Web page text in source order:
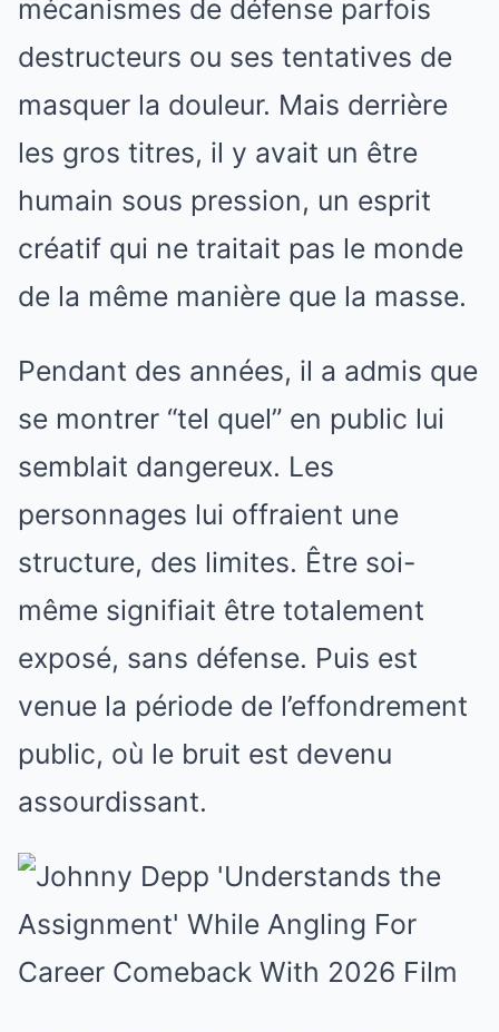
mécanismes de défense parfois
destructeurs ou ses tentatives de
masquer la douleur. Mais derrière
les gros titres, il y avait un être
humain sous pression, un esprit
créatif qui ne traitait pas le monde
de la même manière que la masse.
Pendant des années, il a admis que
se montrer “tel quel” en public lui
semblait dangereux. Les
personnages lui offraient une
structure, des limites. Être soi-
même signifiait être totalement
exposé, sans défense. Puis est
venue la période de l’effondrement
public, où le bruit est devenu
assourdissant.